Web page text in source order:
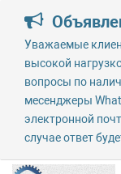
Уважаемые
высокой
вопросы по
месенджеры
электронной
случае ответ